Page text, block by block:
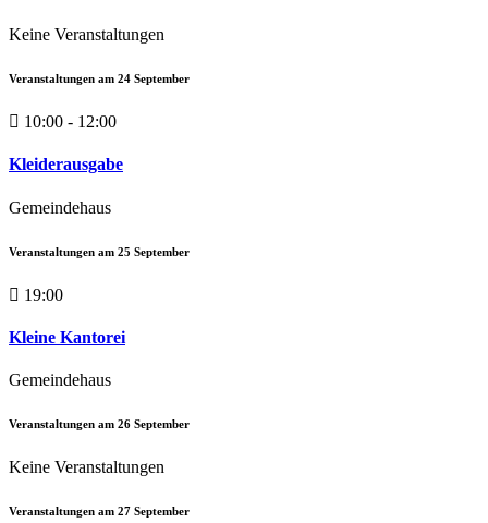
Keine Veranstaltungen
Veranstaltungen am 24 September
10:00 - 12:00
Kleiderausgabe
Gemeindehaus
Veranstaltungen am 25 September
19:00
Kleine Kantorei
Gemeindehaus
Veranstaltungen am 26 September
Keine Veranstaltungen
Veranstaltungen am 27 September